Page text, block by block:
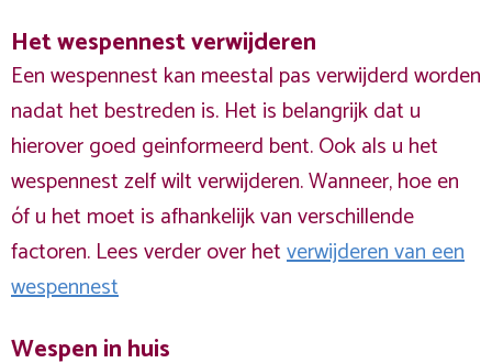
Het wespennest verwijderen
Een wespennest kan meestal pas verwijderd worden
nadat het bestreden is. Het is belangrijk dat u
hierover goed geinformeerd bent. Ook als u het
wespennest zelf wilt verwijderen. Wanneer, hoe en
óf u het moet is afhankelijk van verschillende
factoren. Lees verder over hetverwijderen van een
wespennest
Wespen in huis